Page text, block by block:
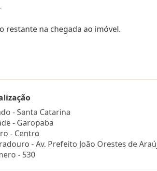
restante na chegada ao imóvel.
-Santa Catarina
- Garopaba
- Centro
-Av. Prefeito João Orestes de
- 530